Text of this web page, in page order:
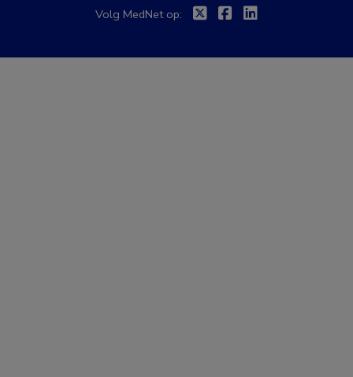
Volg MedNet op: TwitterFacebook
Linkedin